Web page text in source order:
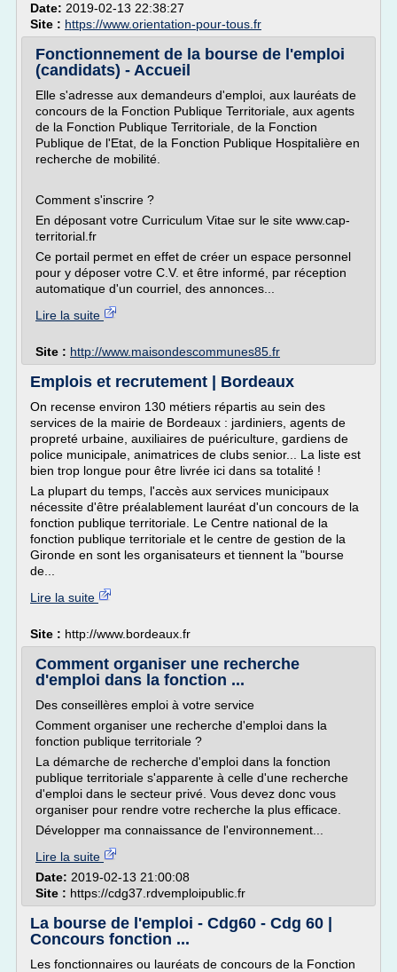
Date: 2019-02-13 22:38:27
Site : https://www.orientation-pour-tous.fr
Fonctionnement de la bourse de l'emploi
(candidats) - Accueil
Elle s'adresse aux demandeurs d'emploi, aux lauréats de
concours de la Fonction Publique Territoriale, aux agents
de la Fonction Publique Territoriale, de la Fonction
Publique de l'Etat, de la Fonction Publique Hospitalière en
recherche de mobilité.
Comment s'inscrire ?
En déposant votre Curriculum Vitae sur le site www.cap-
territorial.fr
Ce portail permet en effet de créer un espace personnel
pour y déposer votre C.V. et être informé, par réception
automatique d'un courriel, des annonces...
Lire la suite
Site : http://www.maisondescommunes85.fr
Emplois et recrutement | Bordeaux
On recense environ 130 métiers répartis au sein des
services de la mairie de Bordeaux : jardiniers, agents de
propreté urbaine, auxiliaires de puériculture, gardiens de
police municipale, animatrices de clubs senior... La liste est
bien trop longue pour être livrée ici dans sa totalité !
La plupart du temps, l'accès aux services municipaux
nécessite d'être préalablement lauréat d'un concours de la
fonction publique territoriale. Le Centre national de la
fonction publique territoriale et le centre de gestion de la
Gironde en sont les organisateurs et tiennent la "bourse
de...
Lire la suite
Site : http://www.bordeaux.fr
Comment organiser une recherche
d'emploi dans la fonction ...
Des conseillères emploi à votre service
Comment organiser une recherche d'emploi dans la
fonction publique territoriale ?
La démarche de recherche d'emploi dans la fonction
publique territoriale s'apparente à celle d'une recherche
d'emploi dans le secteur privé. Vous devez donc vous
organiser pour rendre votre recherche la plus efficace.
Développer ma connaissance de l'environnement...
Lire la suite
Date: 2019-02-13 21:00:08
Site : https://cdg37.rdvemploipublic.fr
La bourse de l'emploi - Cdg60 - Cdg 60 |
Concours fonction ...
Les fonctionnaires ou lauréats de concours de la Fonction